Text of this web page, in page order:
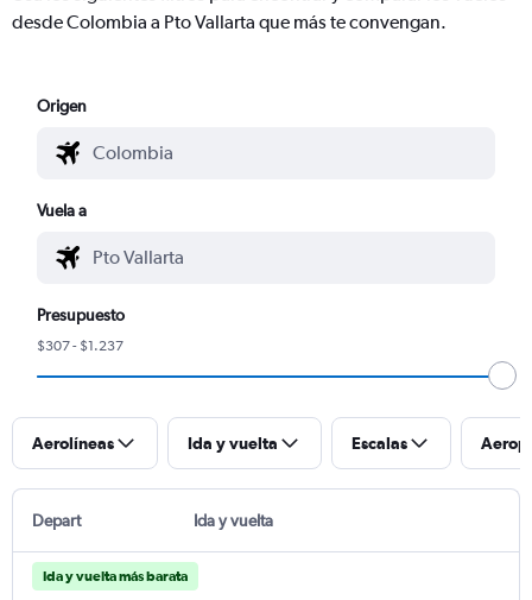
desde Colombia a Pto Vallarta que más te convengan.
Origen
Vuela a
Presupuesto
$307 - $1.237
Aerolíneas Ida y vuelta Escalas
Depart Ida y vuelta
Ida y vuelta más barata